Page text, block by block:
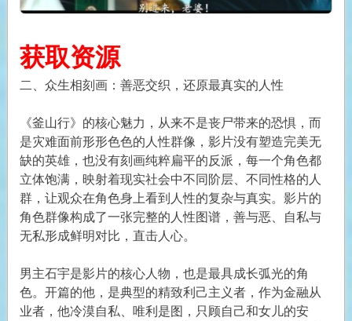
获取资源
二、众生相刻画：善恶交织，还原最真实的人性
《釜山行》的核心魅力，从来不是丧尸带来的恐惧，而
是灾难面前形形色色的人性群像，影片没有塑造完美无
缺的英雄，也没有刻画纯粹扁平的反派，每一个角色都
立体饱满，映射着现实社会中不同阶层、不同性格的人
群，让观众在角色身上看到人性的复杂与真实。影片的
角色群像构成了一张完整的人性图谱，善与恶、自私与
无私形成鲜明对比，直击人心。
男主石宇是影片的核心人物，也是最具成长弧光的角
色。开篇的他，是典型的精致利己主义者，作为金融从
业者，他冷漠自私、唯利是图，只顾自己和女儿的安